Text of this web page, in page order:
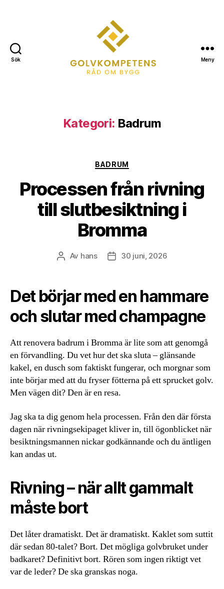
Sök Meny
Kategori: Badrum
Kategorier
BADRUM
Processen från rivning
till slutbesiktning i
Bromma
Inläggsförfattare
Av hans Inläggsdatum
30 juni, 2026
Det börjar med en hammare
och slutar med champagne
Att renovera badrum i Bromma är lite som att genomgå
en förvandling. Du vet hur det ska sluta – glänsande
kakel, en dusch som faktiskt fungerar, och morgnar som
inte börjar med att du fryser fötterna på ett sprucket golv.
Men vägen dit? Den är en resa.
Jag ska ta dig genom hela processen. Från den där första
dagen när rivningsekipaget kliver in, till ögonblicket när
besiktningsmannen nickar godkännande och du äntligen
kan andas ut.
Rivning – när allt gammalt
måste bort
Det låter dramatiskt. Det är dramatiskt. Kaklet som suttit
där sedan 80-talet? Bort. Det mögliga golvbruket under
badkaret? Definitivt bort. Rören som ingen riktigt vet
var de leder? De ska granskas noga.